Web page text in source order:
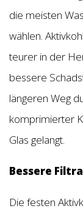
die meisten
wählen.
teurer in der
bessere
längeren Weg
komprimierter
Glas gelangt.
Bessere
Die festen